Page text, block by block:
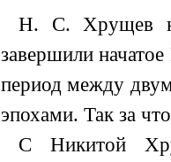
Н. С. Хрущев
завершили
период между
эпохами. Так за
С Никитой